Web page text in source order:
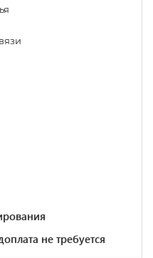
не требуется